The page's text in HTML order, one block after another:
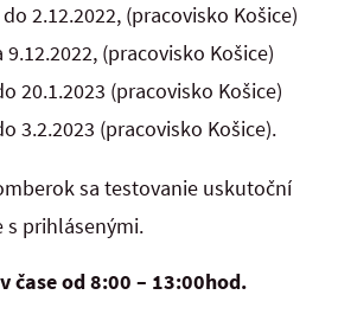
2.12.2022, (pracovisko Košice)
9.12.2022, (pracovisko Košice)
20.1.2023 (pracovisko Košice)
3.2.2023 (pracovisko Košice).
sa testovanie uskutoční
s prihlásenými.
čase od 8:00 – 13:00hod.